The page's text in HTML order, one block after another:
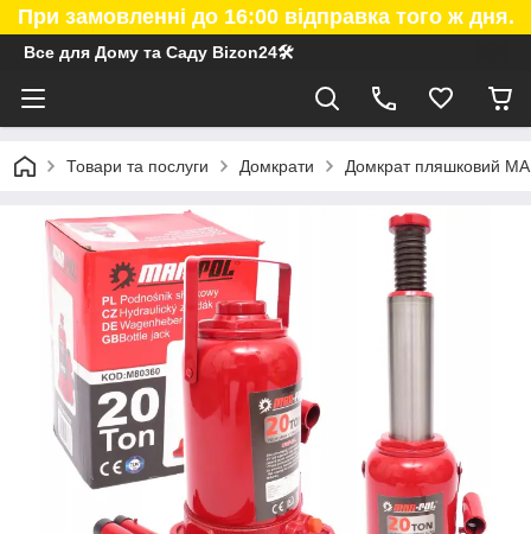
При замовленні до 16:00 відправка того ж дня.
Все для Дому та Саду Bizon24🛠
Товари та послуги Домкрати Домкрат пляшковий